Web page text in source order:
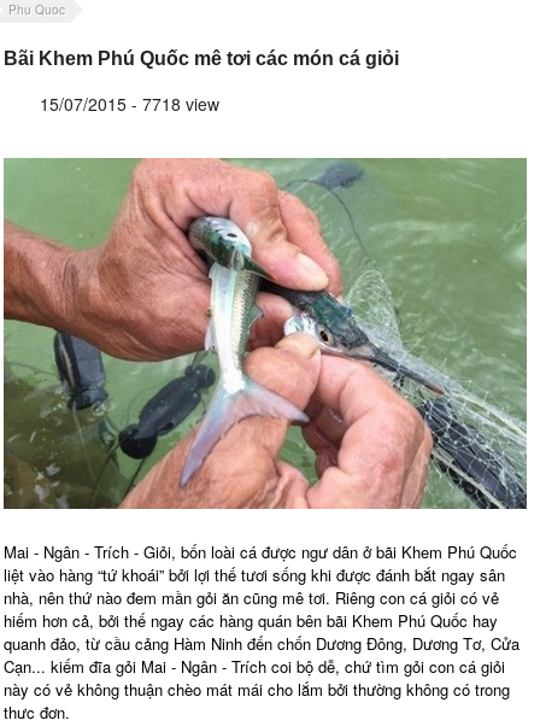
Phu Quoc
Bãi Khem Phú Quốc mê tơi các món cá giỏi
15/07/2015 - 7718 view
Mai - Ngân - Trích - Giỏi, bốn loài cá được ngư dân ở bãi Khem Phú Quốc
liệt vào hàng “tứ khoái” bởi lợi thế tươi sống khi được đánh bắt ngay sân
nhà, nên thứ nào đem mần gỏi ăn cũng mê tơi. Riêng con cá giỏi có vẻ
hiếm hơn cả, bởi thế ngay các hàng quán bên bãi Khem Phú Quốc hay
quanh đảo, từ cầu cảng Hàm Ninh đến chốn Dương Đông, Dương Tơ, Cửa
Cạn... kiếm đĩa gỏi Mai - Ngân - Trích coi bộ dễ, chứ tìm gỏi con cá giỏi
này có vẻ không thuận chèo mát mái cho lắm bởi thường không có trong
thực đơn.